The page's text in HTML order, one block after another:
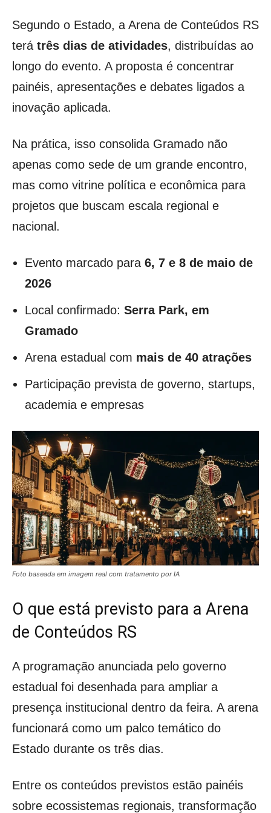
Segundo o Estado, a Arena de Conteúdos RS
terá três dias de atividades, distribuídas ao
longo do evento. A proposta é concentrar
painéis, apresentações e debates ligados a
inovação aplicada.
Na prática, isso consolida Gramado não
apenas como sede de um grande encontro,
mas como vitrine política e econômica para
projetos que buscam escala regional e
nacional.
Evento marcado para 6, 7 e 8 de maio de
2026
Local confirmado: Serra Park, em
Gramado
Arena estadual com mais de 40 atrações
Participação prevista de governo, startups,
academia e empresas
Foto baseada em imagem real com tratamento por IA
O que está previsto para a Arena
de Conteúdos RS
A programação anunciada pelo governo
estadual foi desenhada para ampliar a
presença institucional dentro da feira. A arena
funcionará como um palco temático do
Estado durante os três dias.
Entre os conteúdos previstos estão painéis
sobre ecossistemas regionais, transformação